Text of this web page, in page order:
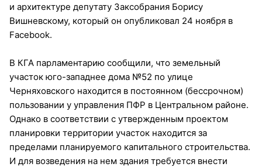
и архитектуре депутату Заксобрания Борису
Вишневскому, который он опубликовал 24 ноября в
Facebook.
В КГА парламентарию сообщили, что земельный
участок юго-западнее дома №52 по улице
Черняховского находится в постоянном (бессрочном)
пользовании у управления ПФР в Центральном районе.
Однако в соответствии с утвержденным проектом
планировки территории участок находится за
пределами планируемого капитального строительства.
И для возведения на нем здания требуется внести